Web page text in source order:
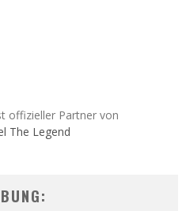
offizieller Partner von